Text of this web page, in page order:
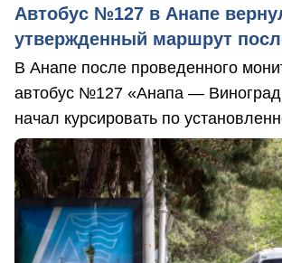
Автобус №127 в Анапе
утвержденный маршрут
В Анапе после проведенного
автобус №127 «Анапа —
начал курсировать по